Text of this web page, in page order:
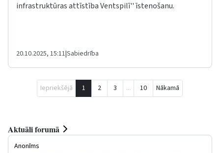
infrastruktūras attīstība Ventspilī'' īstenošanu.
20.10.2025, 15:11|Sabiedrība
Iepriekšējā 1 2 3 ... 10 Nākamā
Aktuāli forumā
Anonīms